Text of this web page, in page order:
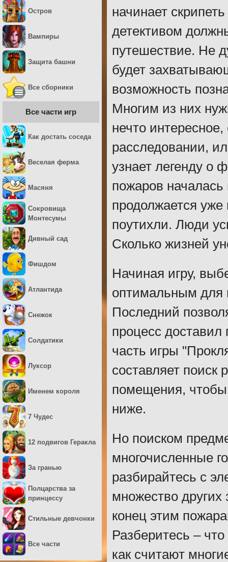
начинает
детективом
путешествие. Не
будет
возможность
Многим из них
нечто
расследовании,
узнает легенду о
пожаров началась
продолжается
поутихли. Люди
Сколько жизней
Начиная игру,
оптимальным для
Последний
процесс
часть игры
составляет
помещения, чтобы
ниже.
Но поиском
многочисленные
разбирайтесь с
множество
конец этим
Разберитесь –
как считают
Остров
Вампиры
Защита башни
Все сборники
Все части игр
Как достать соседа
Веселая ферма
Масяня
Сокровища
Монтесумы
Дивный сад
Фишдом
Атлантида
Снежок
Солдатики
Луксор
Именем короля
7 Чудес
12 подвигов Геракла
За гранью
Полцарства за
принцессу
Стильные девчонки
Все части